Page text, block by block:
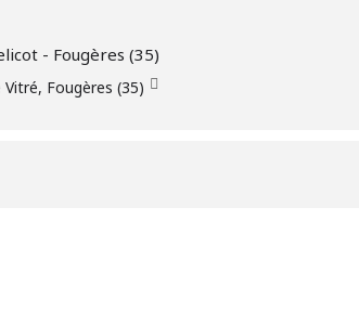
- Fougères (35)
Vitré, Fougères (35)